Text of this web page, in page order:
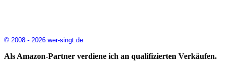
© 2008 - 2026 wer-singt.de
Als Amazon-Partner verdiene ich an qualifizierten Verkäufen.